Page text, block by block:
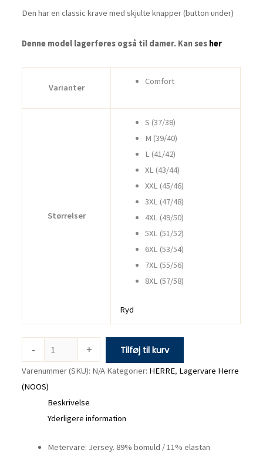
Den har en classic krave med skjulte knapper (button under)
Denne model lagerføres også til damer. Kan ses her
Varianter
Comfort
Størrelser
S (37/38)
M (39/40)
L (41/42)
XL (43/44)
XXL (45/46)
3XL (47/48)
4XL (49/50)
5XL (51/52)
6XL (53/54)
7XL (55/56)
8XL (57/58)
Ryd
- + Tilføj til kurv
Varenummer (SKU): N/A Kategorier: HERRE, Lagervare Herre
(NOOS)
Beskrivelse
Yderligere information
Metervare: Jersey. 89% bomuld / 11% elastan